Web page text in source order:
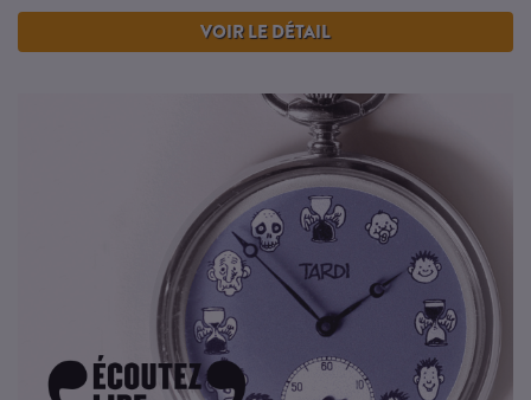
VOIR LE DÉTAIL